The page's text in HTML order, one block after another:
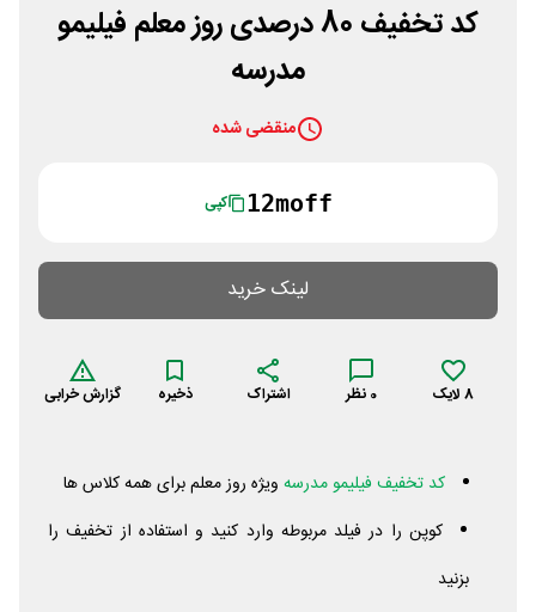
کد تخفیف 80 درصدی روز معلم فیلیمو
مدرسه
منقضی شده
12moff کپی
لینک خرید
8لایک 0 نظر اشتراک ذخیره گزارش خرابی
کد تخفیف فیلیمو مدرسه ویژه روز معلم برای همه کلاس ها
کوپن را در فیلد مربوطه وارد کنید و استفاده از تخفیف را
بزنید